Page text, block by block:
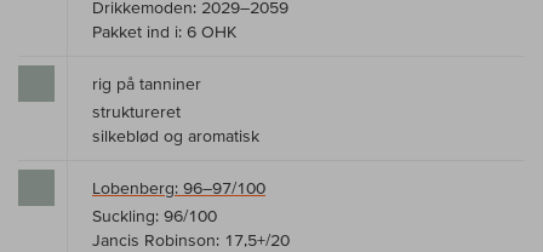
Drikkemoden: 2029–2059
Pakket ind i: 6 OHK
rig på tanniner
struktureret
silkeblød og aromatisk
Lobenberg: 96–97/100
Suckling: 96/100
Jancis Robinson: 17,5+/20